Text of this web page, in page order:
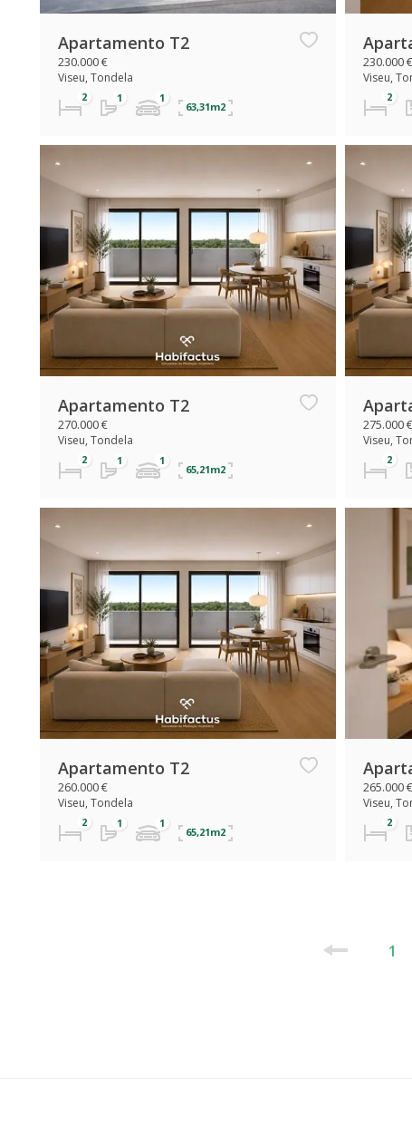
Apartamento T2
230.000 €
Viseu, Tondela
63,31m2
230.000 €
Viseu,
Apartamento T2
270.000 €
Viseu, Tondela
65,21m2
275.000 €
Viseu,
Apartamento T2
260.000 €
Viseu, Tondela
65,21m2
265.000 €
Viseu,
1